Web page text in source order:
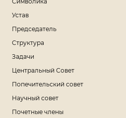
Устав
Председатель
Структура
Задачи
Центральный Совет
Попечительский совет
Научный совет
Почетные члены